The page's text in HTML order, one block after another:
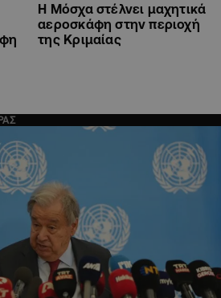
Η Μόσχα στέλνει μαχητικά
αεροσκάφη στην περιοχή
της Κριμαίας